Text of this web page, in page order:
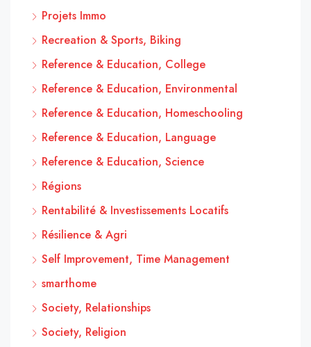
Projets Immo
Recreation & Sports, Biking
Reference & Education, College
Reference & Education, Environmental
Reference & Education, Homeschooling
Reference & Education, Language
Reference & Education, Science
Régions
Rentabilité & Investissements Locatifs
Résilience & Agri
Self Improvement, Time Management
smarthome
Society, Relationships
Society, Religion